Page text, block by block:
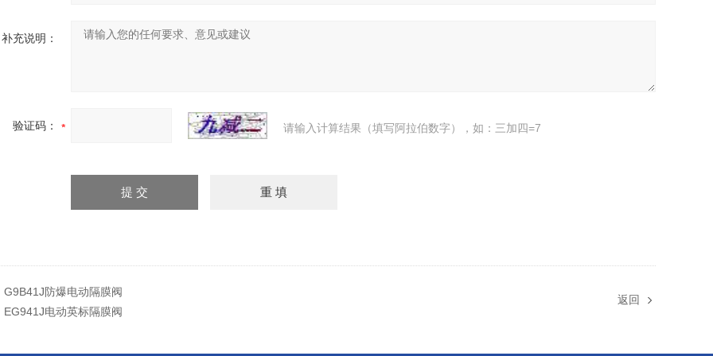
补充说明：
验证码： 请输入计算结果（填写阿拉伯数字），如：三加四=7
G9B41J防爆电动隔膜阀
EG941J电动英标隔膜阀
返回